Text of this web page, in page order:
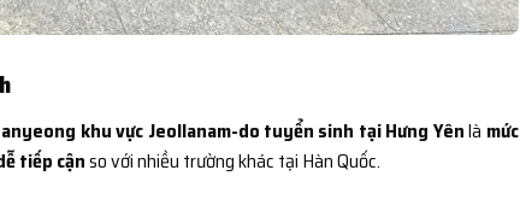
khu vực Jeollanam-do tuyển sinh tại Hưng Yênlà mức
tiếp cậnso với nhiều trường khác tại Hàn Quốc.